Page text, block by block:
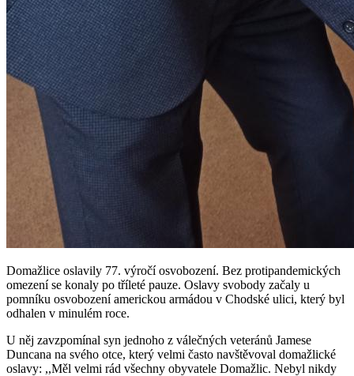
Domažlice oslavily 77. výročí osvobození. Bez protipandemických
omezení se konaly po tříleté pauze. Oslavy svobody začaly u
pomníku osvobození americkou armádou v Chodské ulici, který byl
odhalen v minulém roce.
U něj zavzpomínal syn jednoho z válečných veteránů Jamese
Duncana na svého otce, který velmi často navštěvoval domažlické
oslavy: ,,Měl velmi rád všechny obyvatele Domažlic. Nebyl nikdy